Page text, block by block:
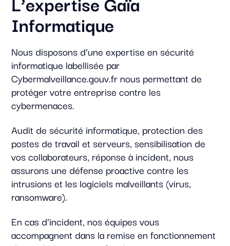
Informatique
Nous disposons d’une expertise en sécurité
informatique labellisée par
Cybermalveillance.gouv.fr nous permettant de
protéger votre entreprise contre les
cybermenaces.
Audit de sécurité informatique, protection des
postes de travail et serveurs, sensibilisation de
vos collaborateurs, réponse à incident, nous
assurons une défense proactive contre les
intrusions et les logiciels malveillants (virus,
ransomware).
En cas d’incident, nos équipes vous
accompagnent dans la remise en fonctionnement